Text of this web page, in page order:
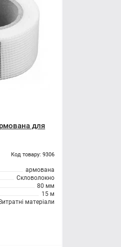
для
Код товару: 9306
армована
Скловолокно
80 мм
15 м
Витратні матеріали